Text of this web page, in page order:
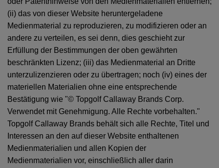
(ii) das von dieser Website heruntergeladene
Medienmaterial zu reproduzieren, zu modifizieren oder an
andere zu verteilen, es sei denn, dies geschieht zur
Erfüllung der Bestimmungen der oben gewährten
beschränkten Lizenz; (iii) das Medienmaterial an Dritte
unterzulizenzieren oder zu übertragen; noch (iv) eines der
materiellen Materialien ohne eine entsprechende
Bestätigung wie "© Topgolf Callaway Brands Corp.
Verwendet mit Genehmigung. Alle Rechte vorbehalten."
Topgolf Callaway Brands behält sich alle Rechte, Titel und
Interessen an den auf dieser Website enthaltenen
Medienmaterialien und allen Kopien der
Medienmaterialien vor, einschließlich aller darin